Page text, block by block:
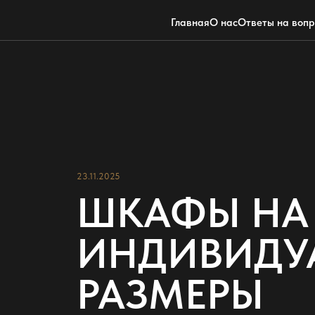
ГлавнаяО насОтветы на
23.11.2025
ШКАФЫ НА
РАЗМЕРЫ